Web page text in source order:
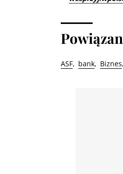
ASF bank Biznes